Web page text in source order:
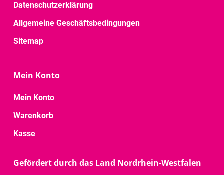
Datenschutzerklärung
Allgemeine Geschäftsbedingungen
Sitemap
Mein Konto
Mein Konto
Warenkorb
Kasse
Gefördert durch das Land Nordrhein-Westfalen